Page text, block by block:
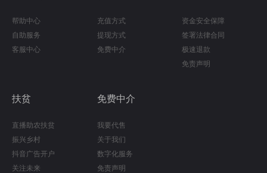
帮助中心
自助服务
客服中心
充值方式
提现方式
免费中介
资金安全保障
签署法律合同
极速退款
免责声明
扶贫
直播助农扶贫
振兴乡村
抖音广告开户
关注未来
免费中介
我要代售
关于我们
数字化服务
免责声明